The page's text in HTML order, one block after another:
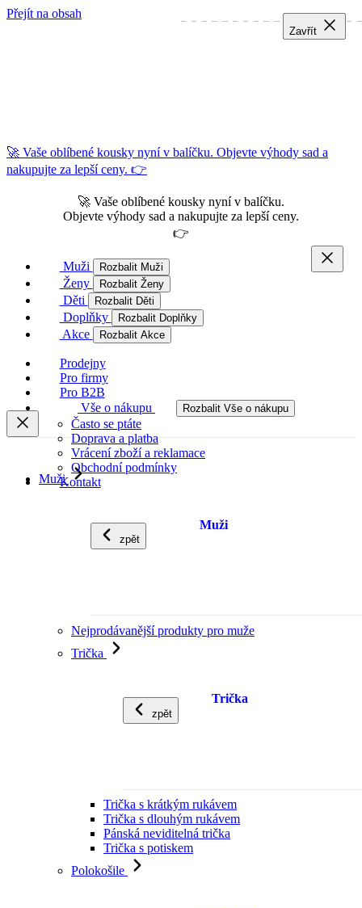
Přejít na obsah
🚀 Vaše oblíbené kousky nyní v balíčku. Objevte výhody sad a
nakupujte za lepší ceny. 👉
🚀 Vaše oblíbené kousky nyní v balíčku.
Objevte výhody sad a nakupujte za lepší ceny.
👉
Muži Rozbalit Muži
Ženy Rozbalit Ženy
Děti Rozbalit Děti
Doplňky Rozbalit Doplňky
Akce Rozbalit Akce
Prodejny
Pro firmy
Pro B2B
Vše o nákupu
Rozbalit Vše o nákupu
Často se ptáte
Doprava a platba
Vrácení zboží a reklamace
Obchodní podmínky
Kontakt
Muži
zpět
Muži
Nejprodávanější produkty pro muže
Trička
zpět
Trička
Trička s krátkým rukávem
Trička s dlouhým rukávem
Pánská neviditelná trička
Trička s potiskem
Polokošile
Zavřít
Zavřít
Zavřít